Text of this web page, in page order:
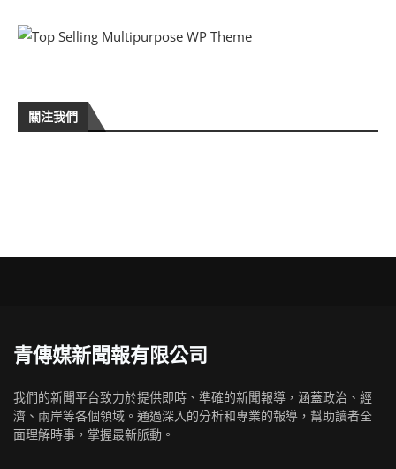
關注我們
青傳媒新聞報有限公司
我們的新聞平台致力於提供即時、準確的新聞報導，涵蓋政治、經
濟、兩岸等各個領域。通過深入的分析和專業的報導，幫助讀者全
面理解時事，掌握最新脈動。